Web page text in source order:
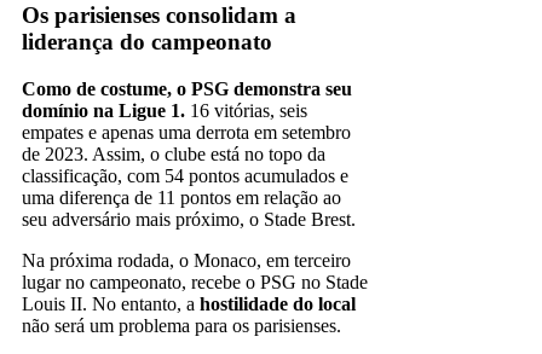
Os parisienses consolidam a
liderança do campeonato
Como de costume, o PSG demonstra seu
domínio na Ligue 1. 16 vitórias, seis
empates e apenas uma derrota em setembro
de 2023. Assim, o clube está no topo da
classificação, com 54 pontos acumulados e
uma diferença de 11 pontos em relação ao
seu adversário mais próximo, o Stade Brest.
Na próxima rodada, o Monaco, em terceiro
lugar no campeonato, recebe o PSG no Stade
Louis II. No entanto, a hostilidade do local
não será um problema para os parisienses.